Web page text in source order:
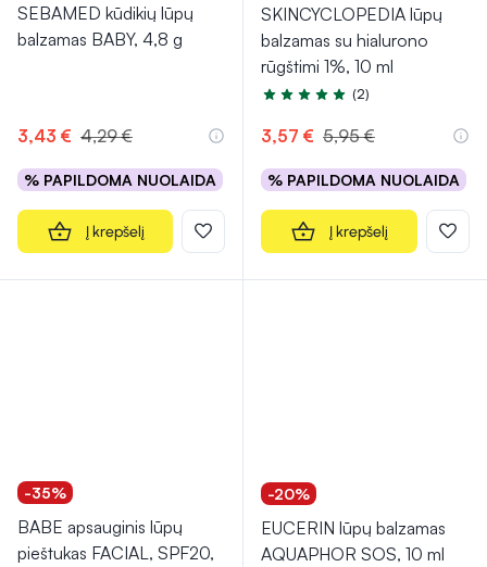
SEBAMED kūdikių lūpų
balzamas BABY, 4,8 g
3,43 € 4,29 €
% PAPILDOMA NUOLAIDA
Į krepšelį
SKINCYCLOPEDIA lūpų
balzamas su hialurono
rūgštimi 1%, 10 ml
Įvertinimas 4.5 iš 5
(2)
3,57 € 5,95 €
% PAPILDOMA NUOLAIDA
Į krepšelį
-35%
BABE apsauginis lūpų
pieštukas FACIAL, SPF20,
-20%
EUCERIN lūpų balzamas
AQUAPHOR SOS, 10 ml